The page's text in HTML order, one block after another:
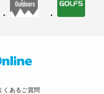
くあるご質問